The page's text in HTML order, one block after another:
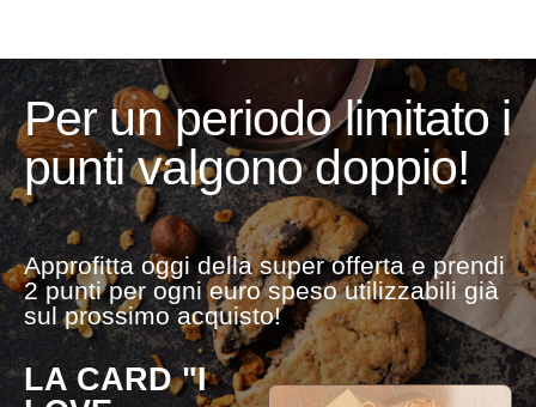
LA CARD "I
Per un periodo limitato i
punti valgono doppio!
Approfitta oggi della super offerta e prendi
2 punti per ogni euro speso utilizzabili già
sul prossimo acquisto!